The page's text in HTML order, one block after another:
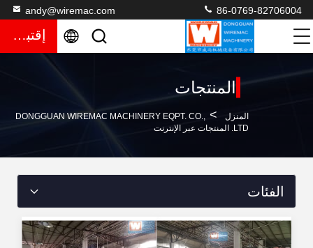
andy@wiremac.com 86-0769-82706004
إقتباس
المنتجات
المنزل >
DONGGUAN WIREMAC MACHINERY EQPT. CO.,
LTD. المنتجات عبر الإنترنت
الفئات